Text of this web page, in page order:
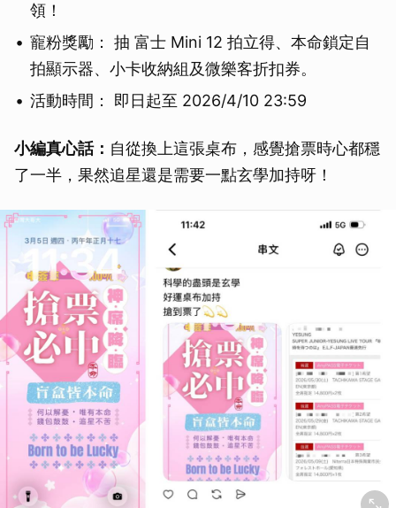
領！
寵粉獎勵： 抽 富士 Mini 12 拍立得、本命鎖定自
拍顯示器、小卡收納組及微樂客折扣券。
活動時間： 即日起至 2026/4/10 23:59
小編真心話： 自從換上這張桌布，感覺搶票時心都穩
了一半，果然追星還是需要一點玄學加持呀！